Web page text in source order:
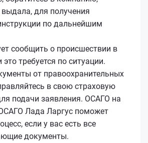
выдала, для получения
по дальнейшим
сообщить о происшествии в
требуется по ситуации.
от правоохранительных
в свою страховую
подачи заявления. ОСАГО на
Лада Ларгус поможет
если у вас есть все
документы.